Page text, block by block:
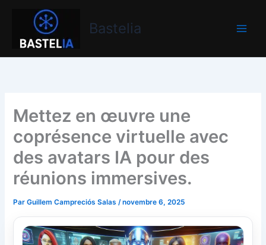
Bastelia
Bastelia
Mettez en œuvre une
coprésence virtuelle avec
des avatars IA pour des
réunions immersives.
ParGuillem Campreciós Salas/novembre 6, 2025